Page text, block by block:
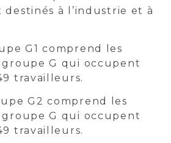
à l’industrie et à
G1 comprend les
G qui occupent
travailleurs.
G2 comprend les
G qui occupent
travailleurs.